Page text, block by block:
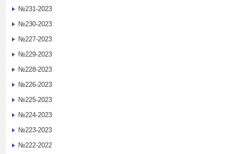
№231-2023
№230-2023
№227-2023
№229-2023
№228-2023
№226-2023
№225-2023
№224-2023
№223-2023
№222-2022